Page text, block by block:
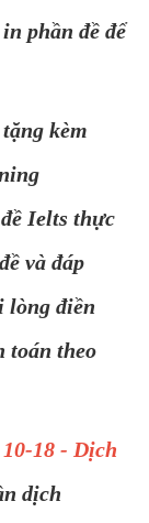
phần đề để
kèm
Ielts thực
và đáp
lòng điền
toán theo
18 - Dịch
dịch